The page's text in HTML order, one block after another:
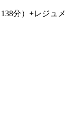
分）+レジュ